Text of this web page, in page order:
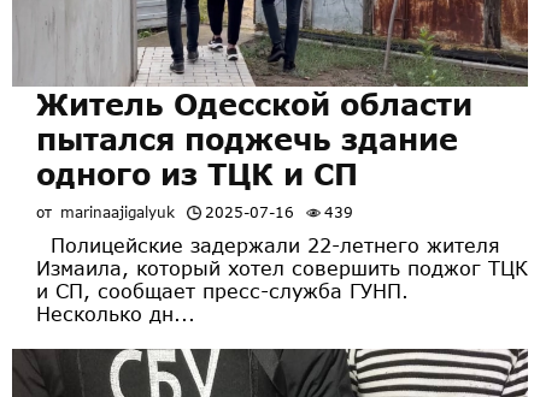
Житель Одесской области
пытался поджечь здание
одного из ТЦК и СП
от marinaajigalyuk 2025-07-16 439
Полицейские задержали 22-летнего жителя
Измаила, который хотел совершить поджог ТЦК
и СП, сообщает пресс-служба ГУНП.
Несколько дн...